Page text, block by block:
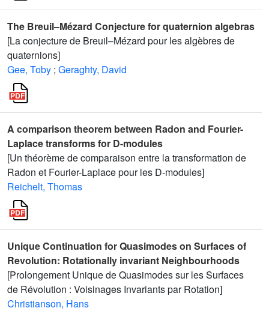
The Breuil–Mézard Conjecture for quaternion algebras
[La conjecture de Breuil–Mézard pour les algèbres de
quaternions]
Gee, Toby ; Geraghty, David
A comparison theorem between Radon and Fourier-
Laplace transforms for D-modules
[Un théorème de comparaison entre la transformation de
Radon et Fourier-Laplace pour les D-modules]
Reichelt, Thomas
Unique Continuation for Quasimodes on Surfaces of
Revolution: Rotationally invariant Neighbourhoods
[Prolongement Unique de Quasimodes sur les Surfaces
de Révolution : Voisinages Invariants par Rotation]
Christianson, Hans